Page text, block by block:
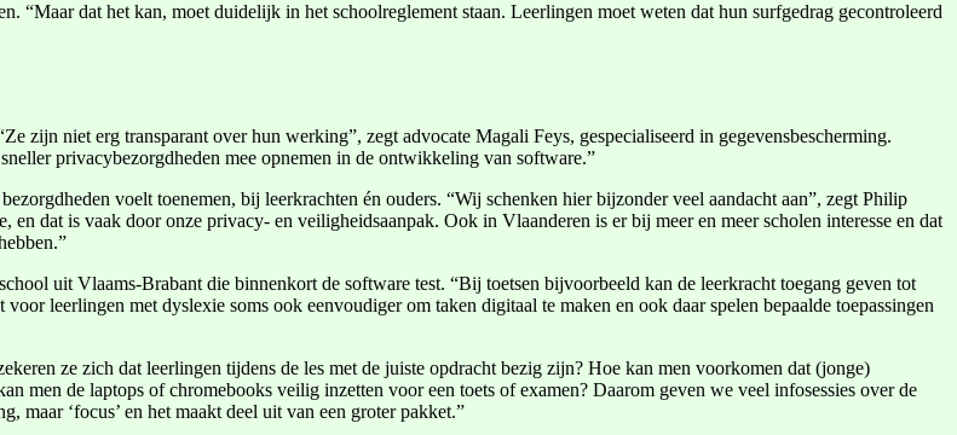
dat het kan, moet duidelijk in het schoolreglement staan. Leerlingen moet weten dat hun surfgedrag gecontroleerd
zijn niet erg transparant over hun werking”, zegt advocate Magali Feys, gespecialiseerd in gegevensbescherming.
privacybezorgdheden mee opnemen in de ontwikkeling van software.”
voelt toenemen, bij leerkrachten én ouders. “Wij schenken hier bijzonder veel aandacht aan”, zegt Philip
dat is vaak door onze privacy- en veiligheidsaanpak. Ook in Vlaanderen is er bij meer en meer scholen interesse en dat
uit Vlaams-Brabant die binnenkort de software test. “Bij toetsen bijvoorbeeld kan de leerkracht toegang geven tot
leerlingen met dyslexie soms ook eenvoudiger om taken digitaal te maken en ook daar spelen bepaalde toepassingen
ze zich dat leerlingen tijdens de les met de juiste opdracht bezig zijn? Hoe kan men voorkomen dat (jonge)
men de laptops of chromebooks veilig inzetten voor een toets of examen? Daarom geven we veel infosessies over de
maar ‘focus’ en het maakt deel uit van een groter pakket.”